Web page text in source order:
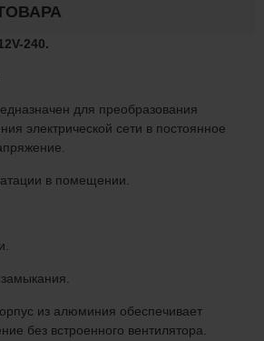
240.
для преобразования
электрической сети в постоянное
в помещении.
из алюминия обеспечивает
без встроенного вентилятора.